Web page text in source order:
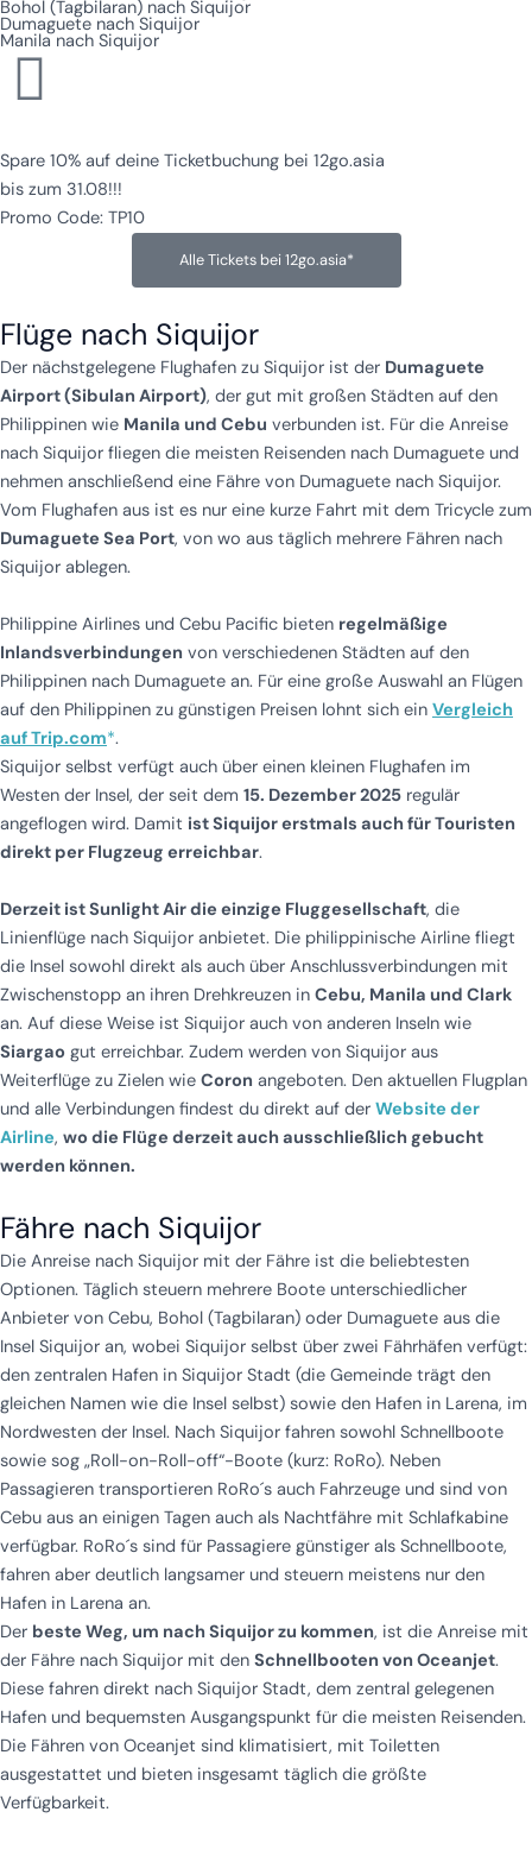
Bohol (Tagbilaran) nach Siquijor
Dumaguete nach Siquijor
Manila nach Siquijor
Spare 10% auf deine Ticketbuchung bei 12go.asia
bis zum 31.08!!!
Promo Code: TP10
Alle Tickets bei 12go.asia*
Flüge nach Siquijor
Der nächstgelegene Flughafen zu Siquijor ist der Dumaguete
Airport (Sibulan Airport), der gut mit großen Städten auf den
Philippinen wie Manila und Cebu verbunden ist. Für die Anreise
nach Siquijor fliegen die meisten Reisenden nach Dumaguete und
nehmen anschließend eine Fähre von Dumaguete nach Siquijor.
Vom Flughafen aus ist es nur eine kurze Fahrt mit dem Tricycle zum
Dumaguete Sea Port, von wo aus täglich mehrere Fähren nach
Siquijor ablegen.
Philippine Airlines und Cebu Pacific bieten regelmäßige
Inlandsverbindungen von verschiedenen Städten auf den
Philippinen nach Dumaguete an. Für eine große Auswahl an Flügen
auf den Philippinen zu günstigen Preisen lohnt sich ein Vergleich
auf Trip.com*.
Siquijor selbst verfügt auch über einen kleinen Flughafen im
Westen der Insel, der seit dem 15. Dezember 2025 regulär
angeflogen wird. Damit ist Siquijor erstmals auch für Touristen
direkt per Flugzeug erreichbar.
Derzeit istSunlight Airdie einzige Fluggesellschaft, die
Linienflüge nach Siquijor anbietet. Die philippinische Airline fliegt
die Insel sowohl direkt als auch über Anschlussverbindungen mit
Zwischenstopp an ihren Drehkreuzen in Cebu, Manila und Clark
an. Auf diese Weise ist Siquijor auch von anderen Inseln wie
Siargao gut erreichbar. Zudem werden von Siquijor aus
Weiterflüge zu Zielen wie Coron angeboten. Den aktuellen Flugplan
und alle Verbindungen findest du direkt auf der Website der
Airline, wo die Flüge derzeit auch ausschließlich gebucht
werden können.
Fähre nach Siquijor
Die Anreise nach Siquijor mit der Fähre ist die beliebtesten
Optionen. Täglich steuern mehrere Boote unterschiedlicher
Anbieter von Cebu, Bohol (Tagbilaran) oder Dumaguete aus die
Insel Siquijor an, wobei Siquijor selbst über zwei Fährhäfen verfügt:
den zentralen Hafen in Siquijor Stadt (die Gemeinde trägt den
gleichen Namen wie die Insel selbst) sowie den Hafen in Larena, im
Nordwesten der Insel. Nach Siquijor fahren sowohl Schnellboote
sowie sog „Roll-on-Roll-off“-Boote (kurz: RoRo). Neben
Passagieren transportieren RoRo´s auch Fahrzeuge und sind von
Cebu aus an einigen Tagen auch als Nachtfähre mit Schlafkabine
verfügbar. RoRo´s sind für Passagiere günstiger als Schnellboote,
fahren aber deutlich langsamer und steuern meistens nur den
Hafen in Larena an.
Der beste Weg, um nach Siquijor zu kommen, ist die Anreise mit
der Fähre nach Siquijor mit den Schnellbooten von Oceanjet.
Diese fahren direkt nach Siquijor Stadt, dem zentral gelegenen
Hafen und bequemsten Ausgangspunkt für die meisten Reisenden.
Die Fähren von Oceanjet sind klimatisiert, mit Toiletten
ausgestattet und bieten insgesamt täglich die größte
Verfügbarkeit.